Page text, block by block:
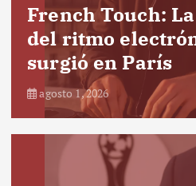
French Touch:
del ritmo
surgió en París
agosto 1, 2026